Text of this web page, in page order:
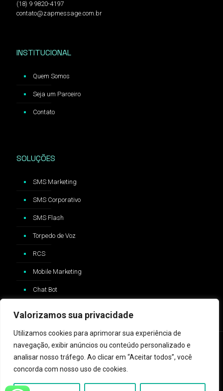
Valorizamos sua privacidade
Utilizamos cookies para aprimorar sua experiência de
navegação, exibir anúncios ou conteúdo personalizado e
analisar nosso tráfego. Ao clicar em “Aceitar todos”, você
concorda com nosso uso de cookies.
(18) 9 9820-4197
contato@zapmessage.com.br
INSTITUCIONAL
Quem Somos
Seja um Parceiro
Contato
SOLUÇÕES
SMS Marketing
SMS Corporativo
SMS Flash
Torpedo de Voz
RCS
Mobile Marketing
Chat Bot
propriedades da Whatsapp Inc™️ e não possui nenhum vínculo com